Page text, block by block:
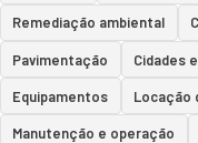
Remediação ambiental
Pavimentação Cidades
Equipamentos Locação
Manutenção e operação